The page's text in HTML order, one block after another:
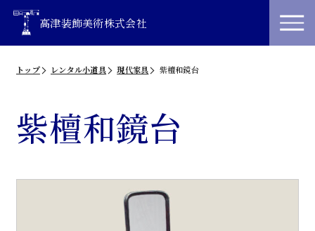
高津装飾美術株式会社
トップ レンタル小道具 現代家具 紫檀和鏡台
紫檀和鏡台